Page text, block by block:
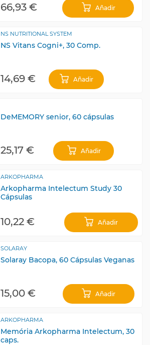
66,93 € Añadir
NS NUTRITIONAL SYSTEM
NS Vitans Cogni+, 30 Comp.
14,69 € Añadir
DeMEMORY senior, 60 cápsulas
25,17 € Añadir
ARKOPHARMA
Arkopharma Intelectum Study 30
Cápsulas
10,22 € Añadir
SOLARAY
Solaray Bacopa, 60 Cápsulas Veganas
15,00 € Añadir
ARKOPHARMA
Memória Arkopharma Intelectum, 30
caps.